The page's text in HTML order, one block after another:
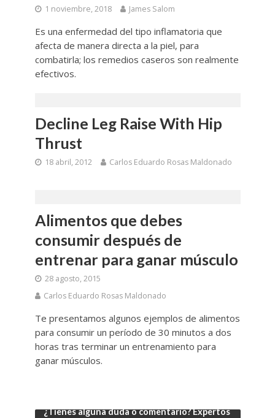
1 noviembre, 2018 James Salom
Es una enfermedad del tipo inflamatoria que
afecta de manera directa a la piel, para
combatirla; los remedios caseros son realmente
efectivos.
Decline Leg Raise With Hip
Thrust
18 abril, 2012 Carlos Eduardo Rosas Maldonado
Alimentos que debes
consumir después de
entrenar para ganar músculo
28 agosto, 2015
Carlos Eduardo Rosas Maldonado
Te presentamos algunos ejemplos de alimentos
para consumir un período de 30 minutos a dos
horas tras terminar un entrenamiento para
ganar músculos.
¿Tienes alguna duda o comentario? Expertos